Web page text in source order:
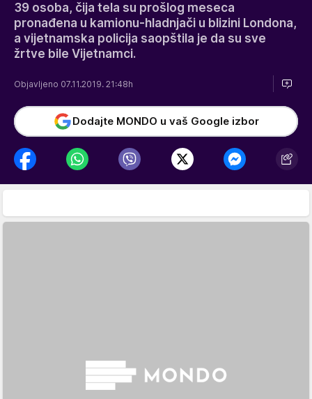
39 osoba, čija tela su prošlog meseca
pronađena u kamionu-hladnjači u blizini Londona,
a vijetnamska policija saopštila je da su sve
žrtve bile Vijetnamci.
Objavljeno 07.11.2019. 21:48h
Dodajte MONDO u vaš Google izbor